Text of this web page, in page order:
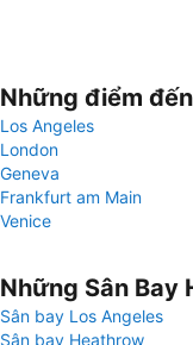
Những điểm
Los Angeles
London
Geneva
Frankfurt am Main
Venice
Những Sân Bay
Sân bay Los Angeles
Sân bay Heathrow